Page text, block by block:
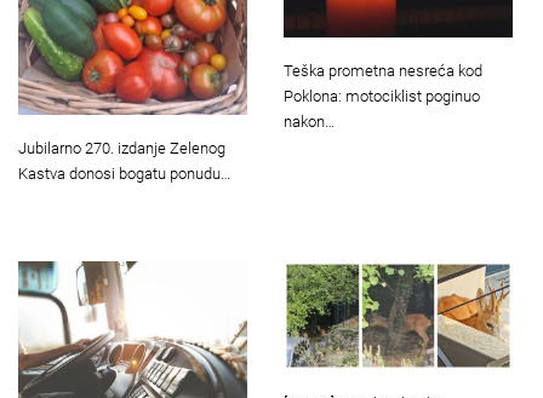
Jubilarno 270. izdanje Zelenog
Kastva donosi bogatu ponudu…
Teška prometna nesreća kod
Poklona: motociklist poginuo
nakon…